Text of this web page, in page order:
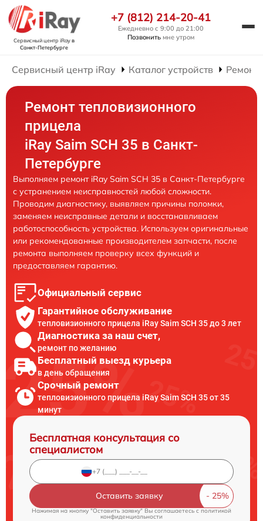
Сервисный центр iRayв
Санкт-Петербурге
+7 (812) 214-20-41
Ежедневно с 9:00 до 21:00
Позвонить мне утром
Сервисный центр iRay Каталог устройств Ремонт
Ремонт тепловизионного
прицела
iRay Saim SCH 35 в Санкт-
Петербурге
Выполняем ремонт iRay Saim SCH 35 в Санкт-Петербурге
с устранением неисправностей любой сложности.
Проводим диагностику, выявляем причины поломки,
заменяем неисправные детали и восстанавливаем
работоспособность устройства. Используем оригинальные
или рекомендованные производителем запчасти, после
ремонта выполняем проверку всех функций и
предоставляем гарантию.
Официальный сервис
Гарантийное обслуживание
тепловизионного прицела iRay Saim SCH 35 до 3 лет
Диагностика за наш счет,
ремонт по желанию
Бесплатный выезд курьера
в день обращения
Срочный ремонт
тепловизионного прицела iRay Saim SCH 35 от 35
минут
Бесплатная консультация со
специалистом
Оставить заявку
Нажимая на кнопку "Оставить заявку" Вы соглашаетесь cполитикой
конфиденциальности